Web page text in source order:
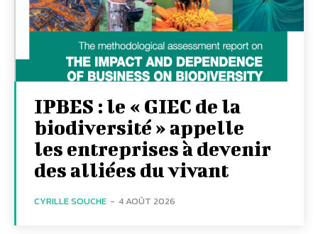
IPBES : le « GIEC de la
biodiversité » appelle
les entreprises à devenir
des alliées du vivant
CYRILLE SOUCHE - 4 AOÛT 2026